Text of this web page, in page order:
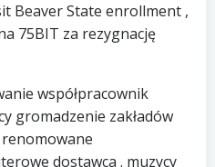
Beaver State enrollment ,
75BIT za rezygnację
współpracownik
gromadzenie zakładów
dostawca . muzycy